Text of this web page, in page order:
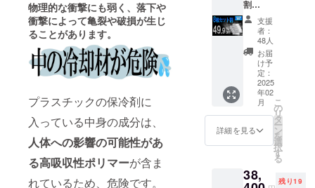
物理的な衝撃にも弱く 、落下や
衝撃によって亀裂や破損が生じ
ることがあります。
プラスチックの保冷剤に
入っている中身の成分は、
人体への影響の可能性があ
る高吸収性ポリマーが含ま
れているため、危険です。
いただけず
弊社倉庫に
返送された
場合、再送
手数料およ
び送料（合
計1,500円・
税込）をご
負担いただ
きます。
●ご住所の誤
ます。
※商品代
を安く
する為
に工数
削減を
してお
り、出
荷連絡
は致し
ん。お
届け予
なって
も商品
締めで
翌月に
配送処
理をし
ていき
ます。
配送処
理後、
早くて
１５
くて４
５日程
かりま
の箱に
入れて
お使い
くださ
い。
【配送
時期】
CAMPF
IREの仕
様上お
はクラ
ファン
ており
円）× 4
枚
BBQ（
バーベ
キュー
）、ピ
クニッ
ク、ア
ウトド
ア、
キャン
プ、生
でクー
割
49.9％O
FF】
300名限
定
KINKIN
-PLATE
8枚 定
48,000
円
→24,04
8円
（税・
込）
■KINKI
支援
者：
48人
お届
け予
定：
2025
年02
月
詳細を見る
こ
の
リ
タ
ー
ン
を
選
択
す
る
38, 残り19